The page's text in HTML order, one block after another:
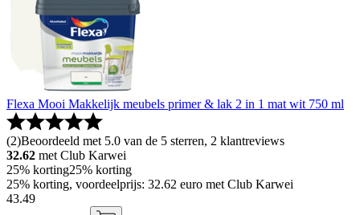
Flexa Mooi Makkelijk meubels primer & lak 2 in 1 mat wit 750 ml
(2)Beoordeeld met 5.0 van de 5 sterren, 2 klantreviews
32.62 met Club Karwei
25% korting25% korting
25% korting, voordeelprijs: 32.62 euro met Club Karwei
43.49